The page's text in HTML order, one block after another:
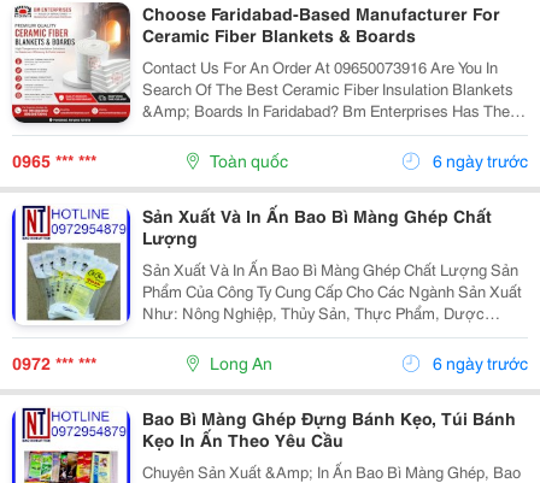
Choose Faridabad-Based Manufacturer For
Ceramic Fiber Blankets & Boards
Contact Us For An Order At 09650073916 Are You In
Search Of The Best Ceramic Fiber Insulation Blankets
&Amp; Boards In Faridabad? Bm Enterprises Has The
Best Ceramic Fiber Blankets As Well As Boards. Our
Ceramic Fibers Are Highly Efficient And...
0965 *** *** Toàn quốc 6 ngày trước
Sản Xuất Và In Ấn Bao Bì Màng Ghép Chất
Lượng
Sản Xuất Và In Ấn Bao Bì Màng Ghép Chất Lượng Sản
Phẩm Của Công Ty Cung Cấp Cho Các Ngành Sản Xuất
Như: Nông Nghiệp, Thủy Sản, Thực Phẩm, Dược
Phẩm, Hóa Mỹ Phẩm,.. Mẫu Mã Đa Dạng, Chất Liệu
Chọn Lọc, Bền Đẹp, In Ấn Rõ Nét, Nổi Bật. ✔ Đảm
0972 *** *** Long An 6 ngày trước
Bao Bì Màng Ghép Đựng Bánh Kẹo, Túi Bánh
Kẹo In Ấn Theo Yêu Cầu
Chuyên Sản Xuất &Amp; In Ấn Bao Bì Màng Ghép, Bao